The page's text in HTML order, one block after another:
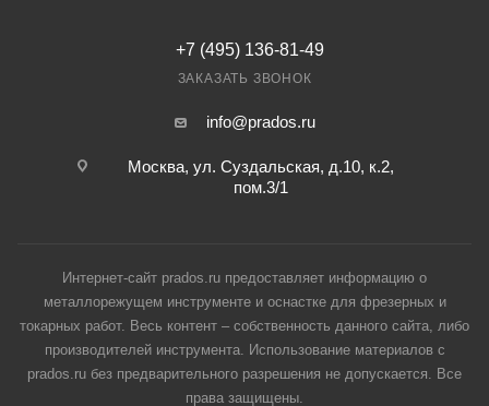
+7 (495) 136-81-49
ЗАКАЗАТЬ ЗВОНОК
info@prados.ru
Москва, ул. Суздальская, д.10, к.2,
пом.3/1
Интернет-сайт prados.ru предоставляет информацию о
металлорежущем инструменте и оснастке для фрезерных и
токарных работ. Весь контент – собственность данного сайта, либо
производителей инструмента. Использование материалов с
prados.ru без предварительного разрешения не допускается. Все
права защищены.